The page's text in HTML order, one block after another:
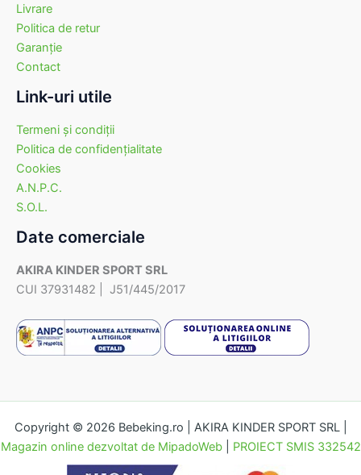
Livrare
Politica de retur
Garanţie
Contact
Link-uri utile
Termeni şi condiţii
Politica de confidenţialitate
Cookies
A.N.P.C.
S.O.L.
Date comerciale
AKIRA KINDER SPORT SRL
CUI 37931482 | J51/445/2017
Copyright © 2026 Bebeking.ro | AKIRA KINDER SPORT SRL |
Magazin online dezvoltat de MipadoWeb| PROIECT SMIS 332542